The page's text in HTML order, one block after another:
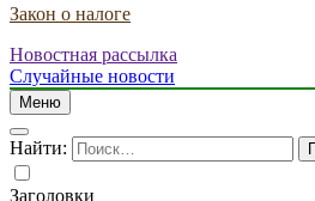
Закон о налоге
Новостная рассылка
Случайные новости
Меню
Найти:
Заголовки